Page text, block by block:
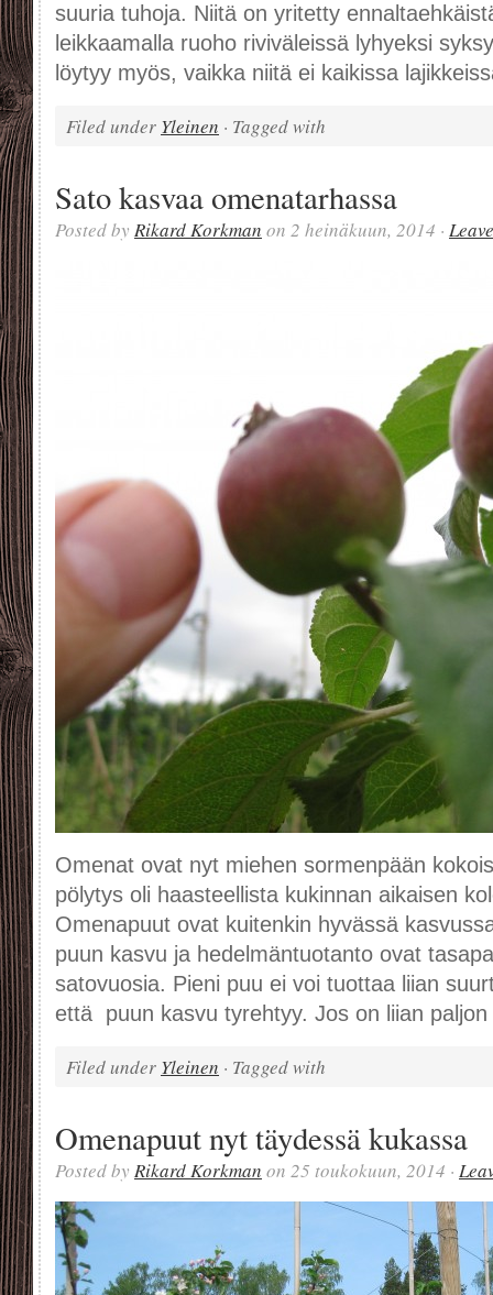
suuria tuhoja. Niitä on yritetty
leikkaamalla ruoho riviväleissä lyhyeksi
löytyy myös, vaikka niitä ei kaikissa
Filed under Yleinen · Tagged with
Sato kasvaa omenatarhassa
Posted by Rikard Korkman on 2 heinäkuun, 2014 ·
Omenat ovat nyt miehen sormenpään
pölytys oli haasteellista kukinnan aikaisen
Omenapuut ovat kuitenkin hyvässä
puun kasvu ja hedelmäntuotanto ovat
satovuosia. Pieni puu ei voi tuottaa liian
että puun kasvu tyrehtyy. Jos on liian
Filed under Yleinen · Tagged with
Omenapuut nyt täydessä kukassa
Posted by Rikard Korkman on 25 toukokuun, 2014 ·